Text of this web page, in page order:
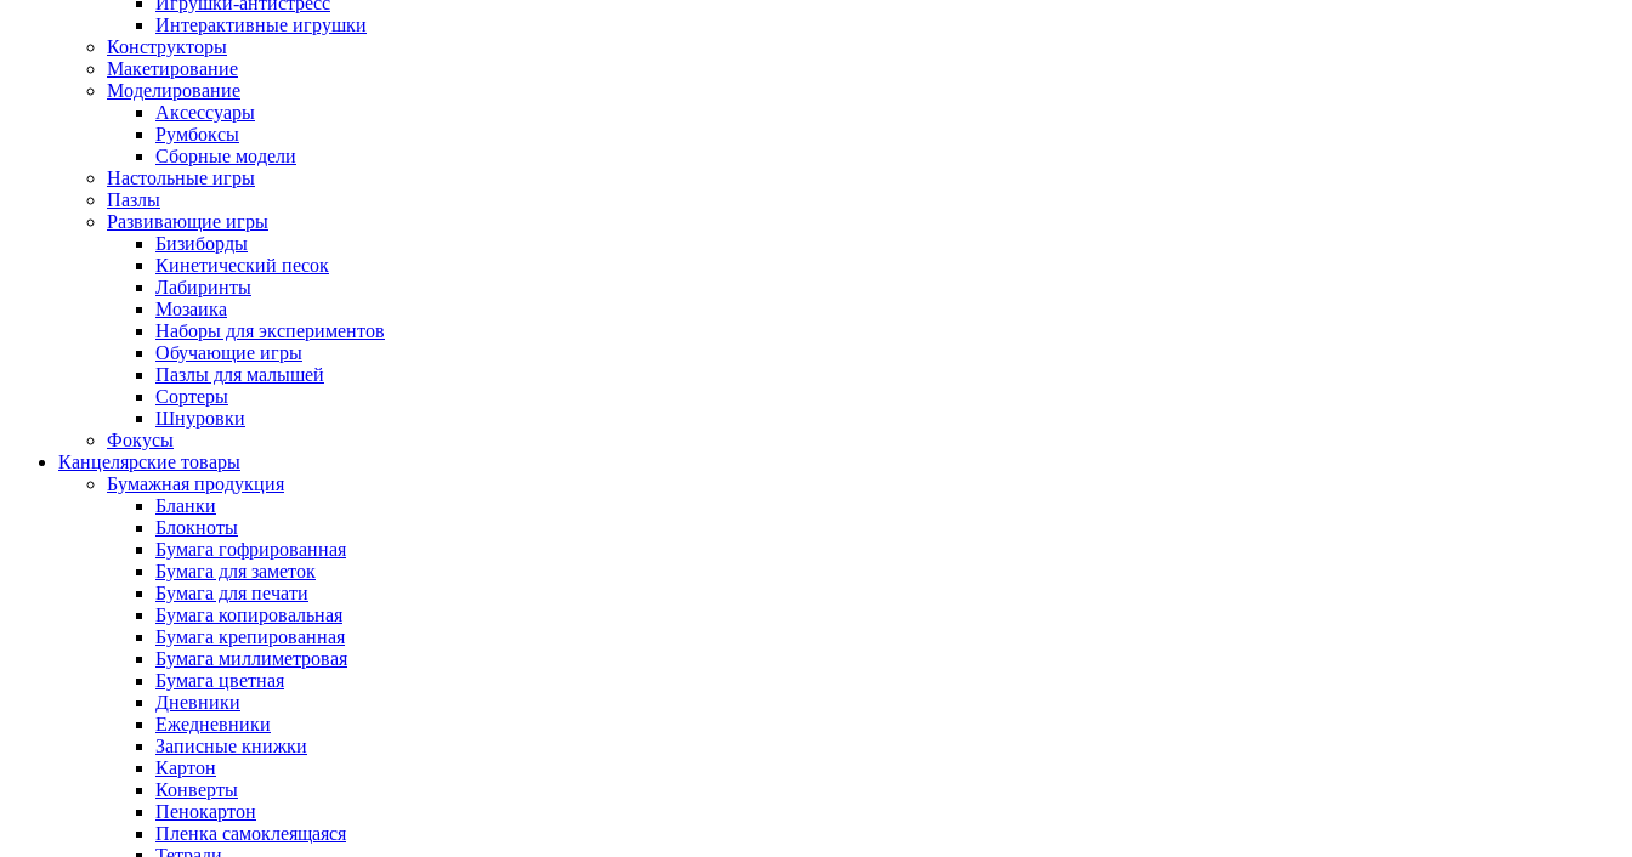
Интерактивные игрушки
Конструкторы
Макетирование
Моделирование
Аксессуары
Румбоксы
Сборные модели
Настольные игры
Пазлы
Развивающие игры
Бизиборды
Кинетический песок
Лабиринты
Мозаика
Наборы для экспериментов
Обучающие игры
Пазлы для малышей
Сортеры
Шнуровки
Фокусы
Канцелярские товары
Бумажная продукция
Бланки
Блокноты
Бумага гофрированная
Бумага для заметок
Бумага для печати
Бумага копировальная
Бумага крепированная
Бумага миллиметровая
Бумага цветная
Дневники
Ежедневники
Записные книжки
Картон
Конверты
Пенокартон
Пленка самоклеящаяся